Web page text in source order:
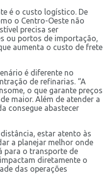
é o custo logístico. De
o Centro-Oeste não
precisa ser
ou portos de importação,
aumenta o custo de frete
é diferente no
de refinarias. “A
o que garante preços
maior. Além de atender a
consegue abastecer
estar atento às
a planejar melhor onde
para o transporte de
diretamente o
das operações